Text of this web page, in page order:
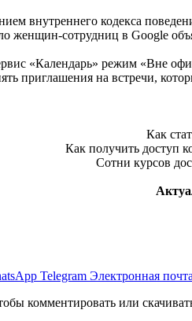
внутреннего кодекса
женщин-сотрудниц в Google
«Календарь» режим «Вне
приглашения на встречи,
Как
Как получить доступ
Сотни курсов
Telegram Электронная почта
комментировать или